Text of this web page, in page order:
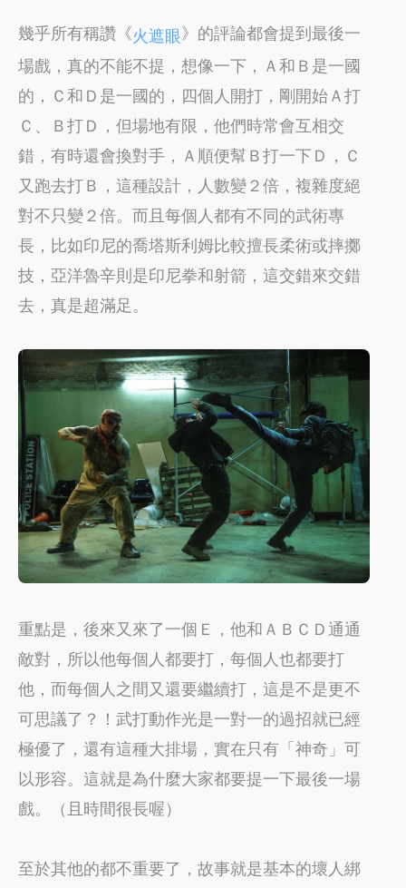
幾乎所有稱讚《火遮眼》的評論都會提到最後一
場戲，真的不能不提，想像一下，Ａ和Ｂ是一國
的，Ｃ和Ｄ是一國的，四個人開打，剛開始Ａ打
Ｃ、Ｂ打Ｄ，但場地有限，他們時常會互相交
錯，有時還會換對手，Ａ順便幫Ｂ打一下Ｄ，Ｃ
又跑去打Ｂ，這種設計，人數變２倍，複雜度絕
對不只變２倍。而且每個人都有不同的武術專
長，比如印尼的喬塔斯利姆比較擅長柔術或摔擲
技，亞洋魯辛則是印尼拳和射箭，這交錯來交錯
去，真是超滿足。
重點是，後來又來了一個Ｅ，他和ＡＢＣＤ通通
敵對，所以他每個人都要打，每個人也都要打
他，而每個人之間又還要繼續打，這是不是更不
可思議了？！武打動作光是一對一的過招就已經
極優了，還有這種大排場，實在只有「神奇」可
以形容。這就是為什麼大家都要提一下最後一場
戲。（且時間很長喔）
至於其他的都不重要了，故事就是基本的壞人綁